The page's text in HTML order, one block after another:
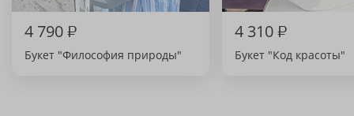
4 790₽
Букет "Философия природы"
4 310₽
Букет "Код красоты"